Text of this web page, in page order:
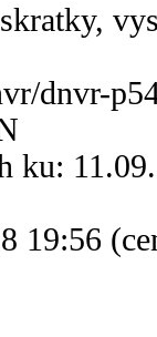
dnvr-
ku:
19:56